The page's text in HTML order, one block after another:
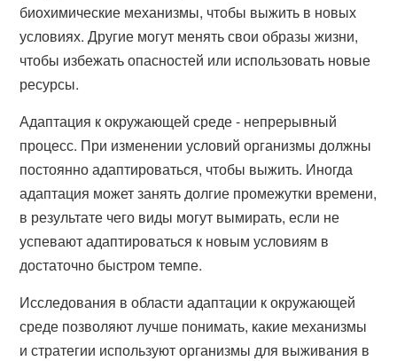
биохимические механизмы, чтобы выжить в новых
условиях. Другие могут менять свои образы жизни,
чтобы избежать опасностей или использовать новые
ресурсы.
Адаптация к окружающей среде - непрерывный
процесс. При изменении условий организмы должны
постоянно адаптироваться, чтобы выжить. Иногда
адаптация может занять долгие промежутки времени,
в результате чего виды могут вымирать, если не
успевают адаптироваться к новым условиям в
достаточно быстром темпе.
Исследования в области адаптации к окружающей
среде позволяют лучше понимать, какие механизмы
и стратегии используют организмы для выживания в